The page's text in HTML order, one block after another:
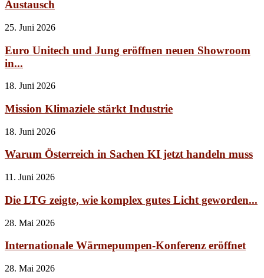
Austausch
25. Juni 2026
Euro Unitech und Jung eröffnen neuen Showroom
in...
18. Juni 2026
Mission Klimaziele stärkt Industrie
18. Juni 2026
Warum Österreich in Sachen KI jetzt handeln muss
11. Juni 2026
Die LTG zeigte, wie komplex gutes Licht geworden...
28. Mai 2026
Internationale Wärmepumpen-Konferenz eröffnet
28. Mai 2026